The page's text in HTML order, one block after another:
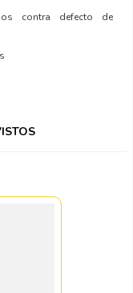
contra defecto de